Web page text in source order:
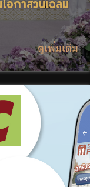
อกาสวันเฉลิม
ดูเพิ่มเติม